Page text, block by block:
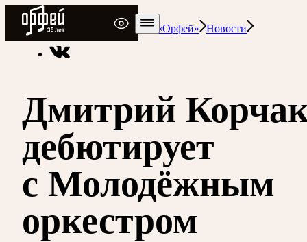
Радио Орфей
Радио классической музыки «Орфей»
Новости
Дмитрий
дебютирует
с Молодёжным
оркестром